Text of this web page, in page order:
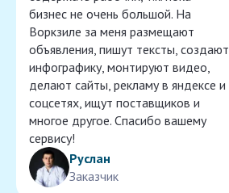
бизнес не очень большой. На
Воркзиле за меня размещают
объявления, пишут тексты, создают
инфографику, монтируют видео,
делают сайты, рекламу в яндексе и
соцсетях, ищут поставщиков и
многое другое. Спасибо вашему
сервису!
Руслан
Заказчик